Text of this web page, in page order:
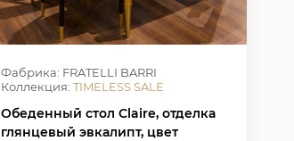
Фабрика: FRATELLI BARRI
Коллекция: TIMELESS SALE
Обеденный стол Claire, отделка
глянцевый эвкалипт, цвет